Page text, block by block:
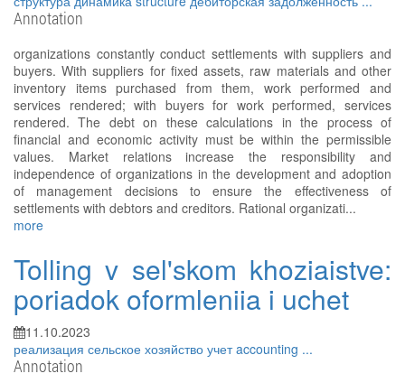
Annotation
organizations constantly conduct settlements with suppliers and
buyers. With suppliers for fixed assets, raw materials and other
inventory items purchased from them, work performed and
services rendered; with buyers for work performed, services
rendered. The debt on these calculations in the process of
financial and economic activity must be within the permissible
values. Market relations increase the responsibility and
independence of organizations in the development and adoption
of management decisions to ensure the effectiveness of
settlements with debtors and creditors. Rational organizati...
more
Tolling v sel'skom khoziaistve:
poriadok oformleniia i uchet
11.10.2023
реализация сельское хозяйство учетaccounting ...
Annotation